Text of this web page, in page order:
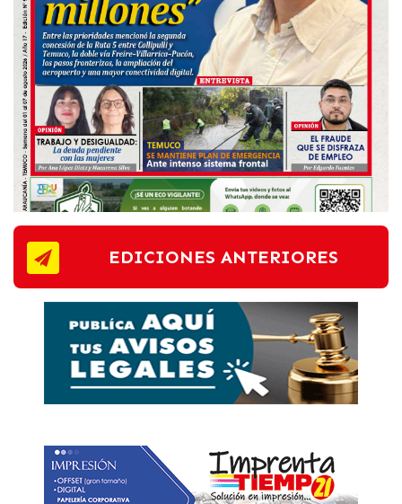
EDICIONES ANTERIORES